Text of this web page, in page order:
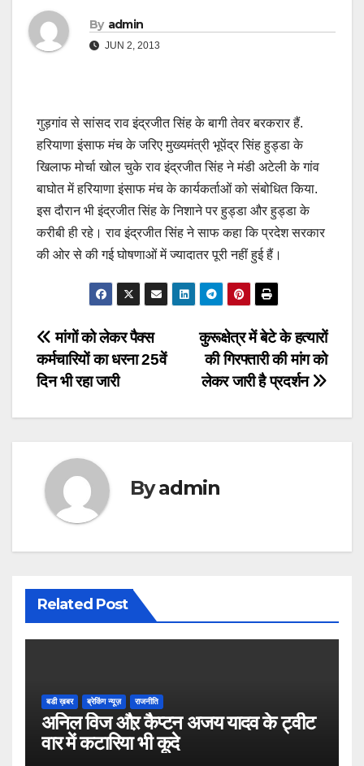
By admin
JUN 2, 2013
गुड़गांव से सांसद राव इंद्रजीत सिंह के बागी तेवर बरकरार हैं.
हरियाणा इंसाफ मंच के जरिए मुख्यमंत्री भूपेंद्र सिंह हुड्डा के
खिलाफ मोर्चा खोल चुके राव इंद्रजीत सिंह ने मंडी अटेली के गांव
बाघोत में हरियाणा इंसाफ मंच के कार्यकर्ताओं को संबोधित किया.
इस दौरान भी इंद्रजीत सिंह के निशाने पर हुड्डा और हुड्डा के
करीबी ही रहे। राव इंद्रजीत सिंह ने साफ कहा कि प्रदेश सरकार
की ओर से की गई घोषणाओं में ज्यादातर पूरी नहीं हुई हैं।
Post
navigation
कुरूक्षेत्र में बेटे के हत्यारों
की गिरफ्तारी की मांग को
लेकर जारी है प्रदर्शन
मांगों को लेकर पैक्स
कर्मचारियों का धरना 25वें
दिन भी रहा जारी
Byadmin
Related Post
बडी ख़बर ब्रेकिंग न्यूज़ राजनीति
अनिल विज औऱ कैप्टन अजय यादव के ट्वीट
वार में कटारिया भी कूदे